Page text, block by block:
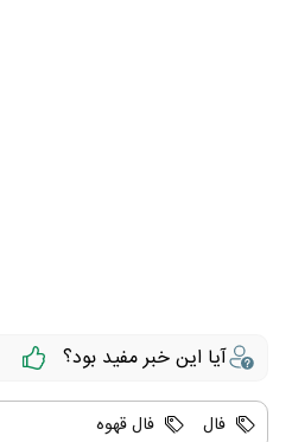
آیا این خبر مفید بود؟
فال فال قهوه